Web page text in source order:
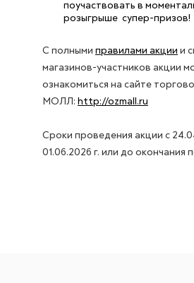
поучаствовать в
розыгрыше супер-призов!
С полными правилами акции и
магазинов-участников акции
ознакомиться на сайте
МОЛЛ: http://ozmall.ru
Сроки проведения акции c
01.06.2026 г. или до окончания